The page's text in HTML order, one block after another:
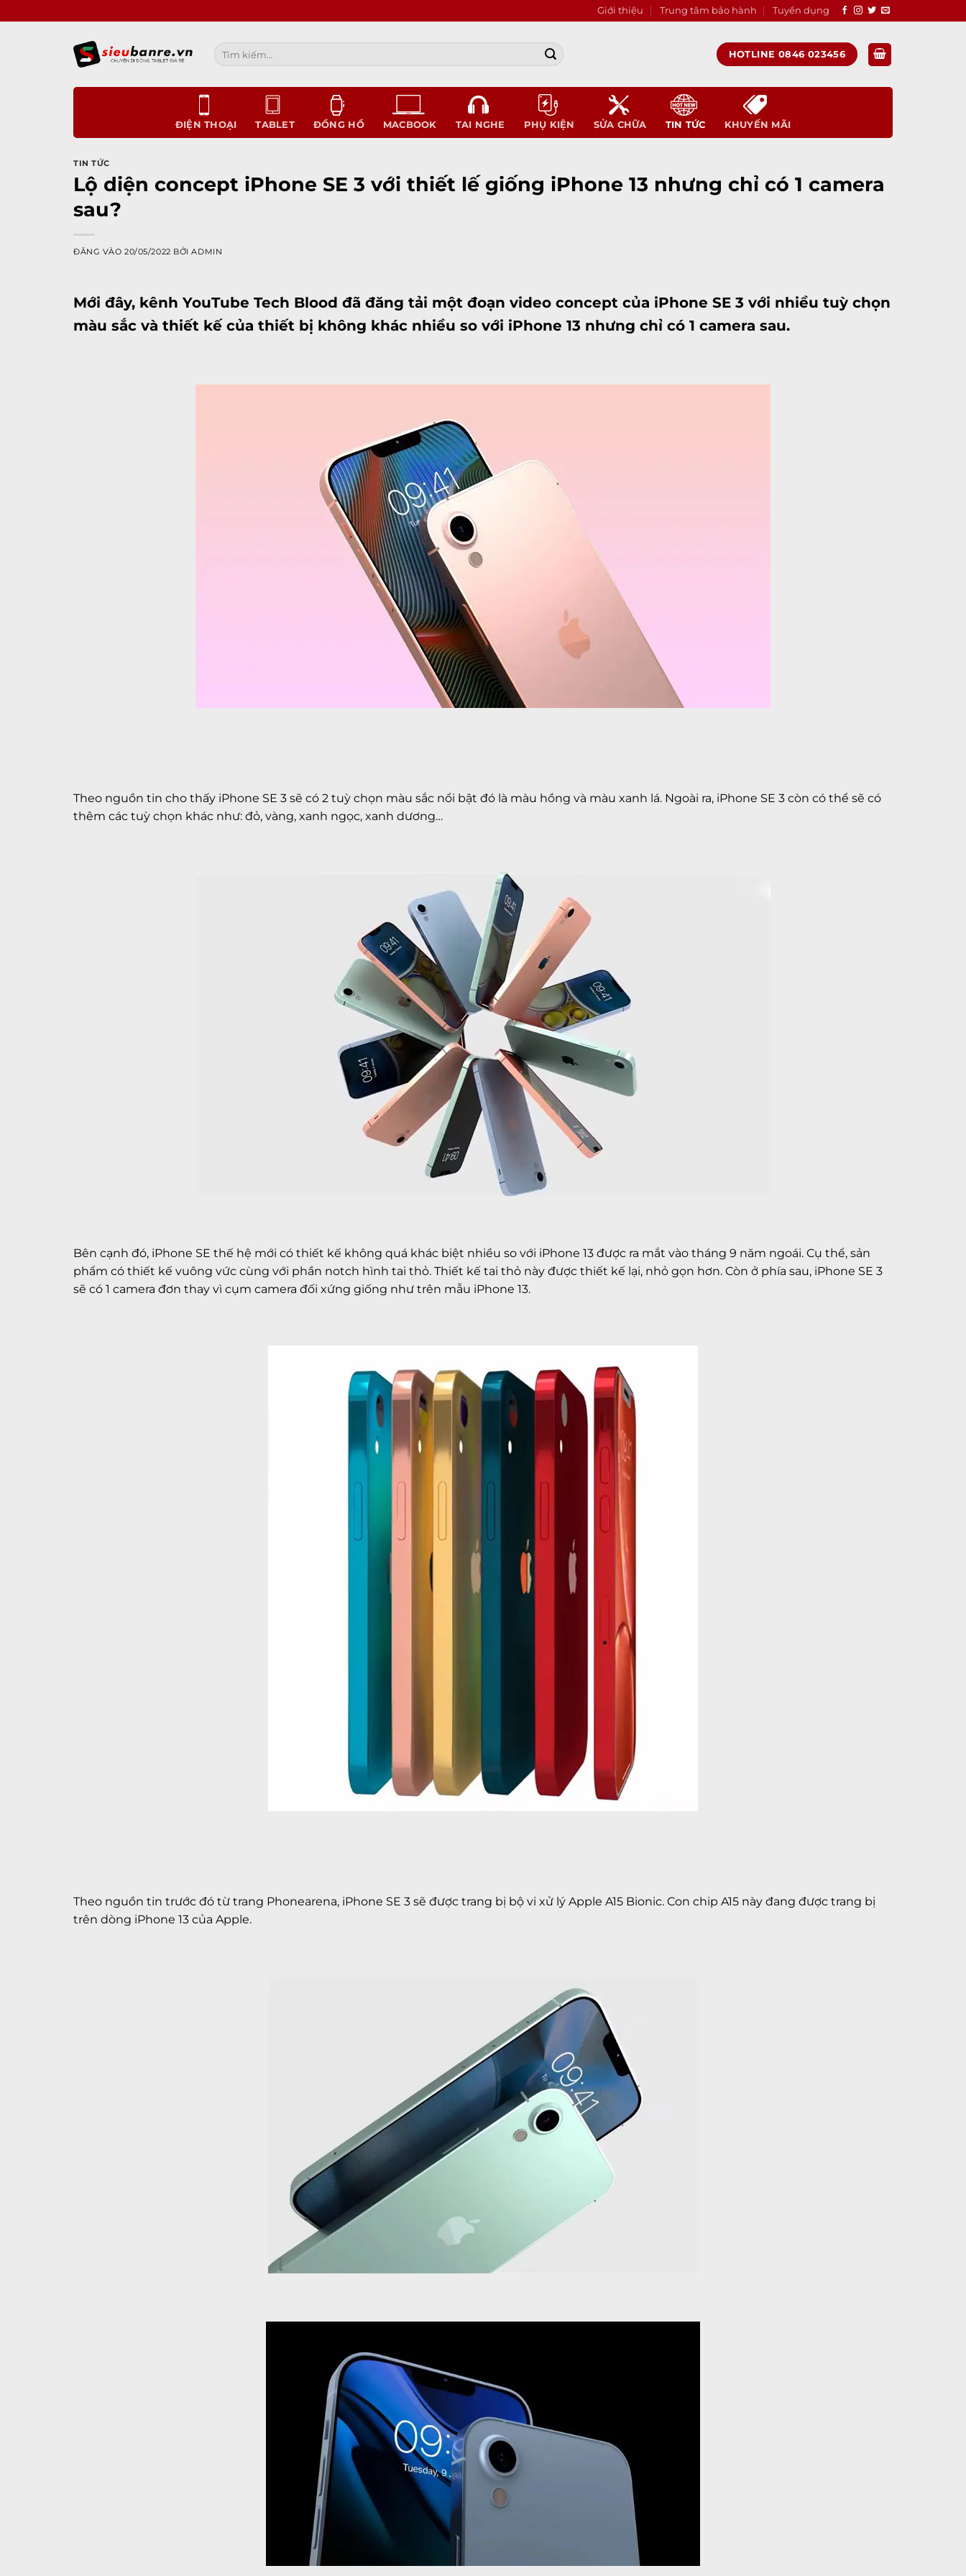
qua
Giới thiệu Trung tâm bảo hành Tuyển dụng
Tìm
kiếm:
HOTLINE 0846 023456
ĐIỆN THOẠI TABLET ĐỒNG HỒ MACBOOK TAI NGHE PHỤ KIỆN SỬA CHỮA TIN TỨC KHUYẾN MÃI
TIN TỨC
Lộ diện concept iPhone SE 3 với thiết lế giống iPhone 13 nhưng chỉ có 1 camera
sau?
ĐĂNG VÀO20/05/2022 BỞIADMIN
Mới đây, kênh YouTube Tech Blood đã đăng tải một đoạn video concept của iPhone SE 3 với nhiều tuỳ chọn
màu sắc và thiết kế của thiết bị không khác nhiều so với iPhone 13 nhưng chỉ có 1 camera sau.
Theo nguồn tin cho thấy iPhone SE 3 sẽ có 2 tuỳ chọn màu sắc nổi bật đó là màu hồng và màu xanh lá. Ngoài ra, iPhone SE 3 còn có thể sẽ có
thêm các tuỳ chọn khác như: đỏ, vàng, xanh ngọc, xanh dương…
Bên cạnh đó, iPhone SE thế hệ mới có thiết kế không quá khác biệt nhiều so với iPhone 13 được ra mắt vào tháng 9 năm ngoái. Cụ thể, sản
phẩm có thiết kế vuông vức cùng với phần notch hình tai thỏ. Thiết kế tai thỏ này được thiết kế lại, nhỏ gọn hơn. Còn ở phía sau, iPhone SE 3
sẽ có 1 camera đơn thay vì cụm camera đối xứng giống như trên mẫu iPhone 13.
Theo nguồn tin trước đó từ trang Phonearena, iPhone SE 3 sẽ được trang bị bộ vi xử lý Apple A15 Bionic. Con chip A15 này đang được trang bị
trên dòng iPhone 13 của Apple.